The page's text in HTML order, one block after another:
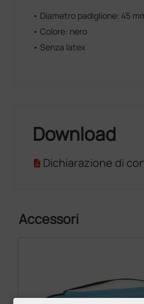
• Diametro padiglione: 45
• Colore: nero
• Senza latex
Download
Dichiarazione di
Accessori